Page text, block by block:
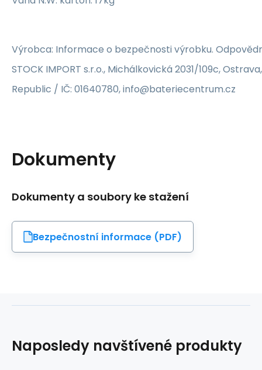
Výrobca: Informace o bezpečnosti výrobku.
STOCK IMPORT s.r.o., Michálkovická 2031/109c,
Republic / IČ: 01640780, info@bateriecentrum.cz
Dokumenty
Dokumenty a soubory ke stažení
Bezpečnostní informace (PDF)
Naposledy navštívené produkty